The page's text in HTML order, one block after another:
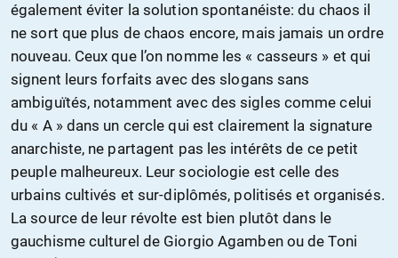
également éviter la solution spontanéiste: du chaos il
ne sort que plus de chaos encore, mais jamais un ordre
nouveau. Ceux que l’on nomme les « casseurs » et qui
signent leurs forfaits avec des slogans sans
ambiguïtés, notamment avec des sigles comme celui
du « A » dans un cercle qui est clairement la signature
anarchiste, ne partagent pas les intérêts de ce petit
peuple malheureux. Leur sociologie est celle des
urbains cultivés et sur-diplômés, politisés et organisés.
La source de leur révolte est bien plutôt dans le
gauchisme culturel de Giorgio Agamben ou de Toni